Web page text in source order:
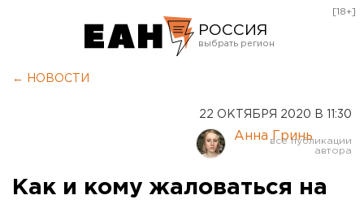
РОССИЯ
Курган
Оренбург
[18+]
← НОВОСТИ
22 ОКТЯБРЯ 2020 В 11:30
Анна Гринь
Как и кому жаловаться на